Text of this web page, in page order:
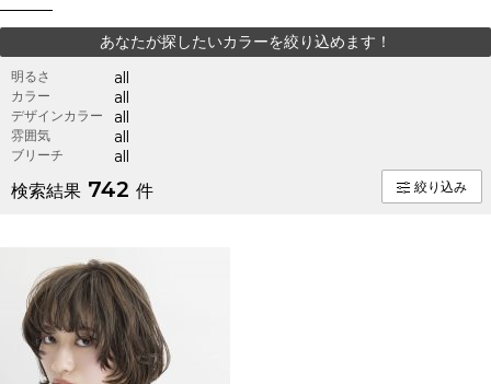
あなたが探したいカラーを絞り込めます！
明るさ all
カラー all
デザインカラー all
雰囲気 all
ブリーチ all
検索結果 742 件 絞り込み